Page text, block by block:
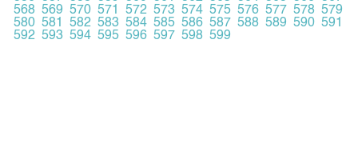
568 569 570 571 572 573 574 575 576 577 578 579
580 581 582 583 584 585 586 587 588 589 590 591
592 593 594 595 596 597 598 599